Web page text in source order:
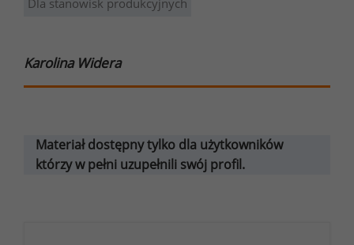
Karolina Widera
Materiał dostępny tylko dla użytkowników
którzy w pełni uzupełnili swój profil.